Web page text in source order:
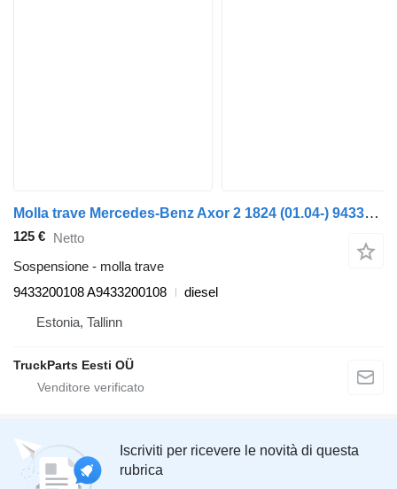
Molla trave Mercedes-Benz Axor 2 1824 (01.04-) 9433200108 per trattore stradale Mercedes-Benz Actros, Axor MP1, MP2, MP3 (1996-2014)
125 € Netto
Sospensione - molla trave
9433200108 A9433200108
diesel
Estonia, Tallinn
TruckParts Eesti OÜ
Iscriviti per ricevere le novità di questa
rubrica